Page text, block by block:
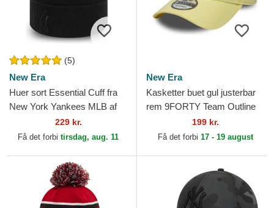
(5)
New Era
Huer sort Essential Cuff fra
New York Yankees MLB af
229 kr.
Få det forbi tirsdag, aug. 11
New Era
Kasketter buet gul justerbar
rem 9FORTY Team Outline
fra Los Angeles Dodgers
MLB af New Era
199 kr.
Få det forbi 17 - 19 august